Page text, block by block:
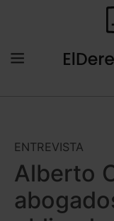
ENTREVISTA
Alberto